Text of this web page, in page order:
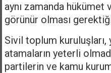
aynı zamanda hükümet
görünür olması
Sivil toplum kuruluşları,
atamaların yeterli
partilerin ve kamu